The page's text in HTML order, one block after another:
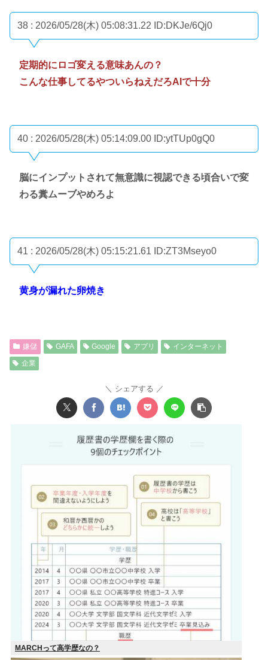
38 : 2026/05/28(木) 05:08:31.22 ID:DKJe/6Qj0
定期的にロゴ変える意味あんの？
こんな仕事してるやついらねえだろAIで十分
40 : 2026/05/28(木) 05:14:09.00 ID:ytTUp0gQ0
脳にインプットされて無意識に視認できる頃合いで変
わる糞ムーブやめろよ
41 : 2026/05/28(木) 05:15:21.61 ID:ZT3Mseyo0
黄身が漏れた卵焼き
嫌儲 GAFA Google アプリ
インターネット
企業
シェアする
MARCHって高学歴なの？